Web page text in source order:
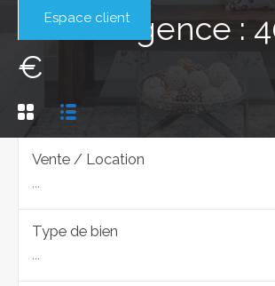
Espace client
Frais d'agence :
€
Vente / Location
...
Type de bien
...